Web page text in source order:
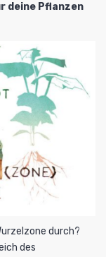
deine Pflanzen
durch?
des